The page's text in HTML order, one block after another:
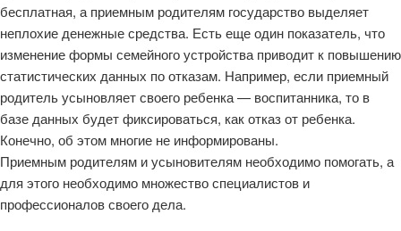
бесплатная, а приемным родителям государство выделяет
неплохие денежные средства. Есть еще один показатель, что
изменение формы семейного устройства приводит к повышению
статистических данных по отказам. Например, если приемный
родитель усыновляет своего ребенка — воспитанника, то в
базе данных будет фиксироваться, как отказ от ребенка.
Конечно, об этом многие не информированы.
Приемным родителям и усыновителям необходимо помогать, а
для этого необходимо множество специалистов и
профессионалов своего дела.